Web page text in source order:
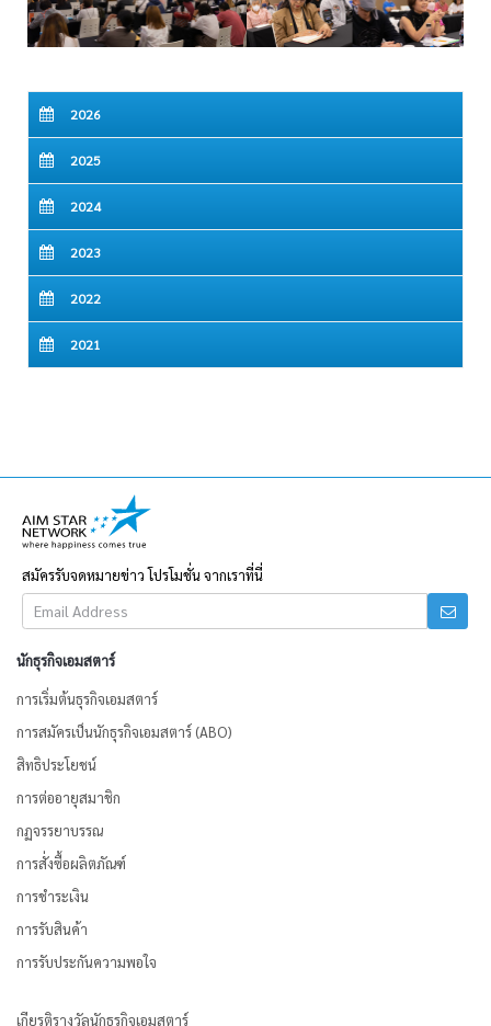
2026
2025
2024
2023
2022
2021
สมัครรับจดหมายข่าว โปรโมชั่น จากเราที่นี่
นักธุรกิจเอมสตาร์
การเริ่มต้นธุรกิจเอมสตาร์
การสมัครเป็นนักธุรกิจเอมสตาร์ (ABO)
สิทธิประโยชน์
การต่ออายุสมาชิก
กฏจรรยาบรรณ
การสั่งซื้อผลิตภัณฑ์
การชำระเงิน
การรับสินค้า
การรับประกันความพอใจ
เกียรติรางวัลนักธุรกิจเอมสตาร์